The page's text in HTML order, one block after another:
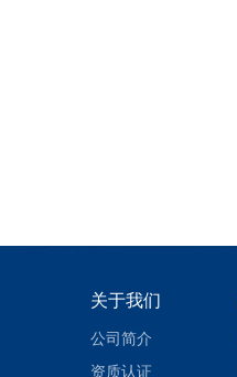
关于我们
公司简介
资质认证